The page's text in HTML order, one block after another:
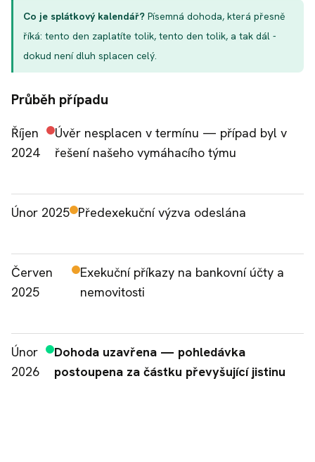
Co je splátkový kalendář? Písemná dohoda, která přesně
říká: tento den zaplatíte tolik, tento den tolik, a tak dál -
dokud není dluh splacen celý.
Průběh případu
Říjen
2024
Úvěr nesplacen v termínu — případ byl v
řešení našeho vymáhacího týmu
Únor 2025 Předexekuční výzva odeslána
Červen
2025
Exekuční příkazy na bankovní účty a
nemovitosti
Únor
2026
Dohoda uzavřena — pohledávka
postoupena za částku převyšující jistinu